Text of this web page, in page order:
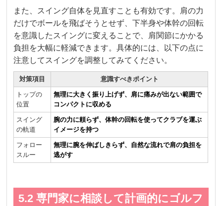
また、スイング自体を見直すことも有効です。肩の力
だけでボールを飛ばそうとせず、下半身や体幹の回転
を意識したスイングに変えることで、肩関節にかかる
負担を大幅に軽減できます。具体的には、以下の点に
注意してスイングを調整してみてください。
対策項目 意識すべきポイント
トップの
位置
無理に大きく振り上げず、肩に痛みが出ない範囲で
コンパクトに収める
スイング
の軌道
腕の力に頼らず、体幹の回転を使ってクラブを運ぶ
イメージを持つ
フォロー
スルー
無理に腕を伸ばしきらず、自然な流れで肩の負担を
逃がす
5.2 専門家に相談して計画的にゴルフ